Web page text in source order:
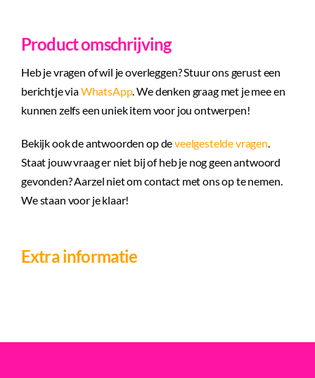
Product omschrijving
Heb je vragen of wil je overleggen? Stuur ons gerust een
berichtje viaWhatsApp. We denken graag met je mee en
kunnen zelfs een uniek item voor jou ontwerpen!
Bekijk ook de antwoorden op deveelgestelde vragen.
Staat jouw vraag er niet bij of heb je nog geen antwoord
gevonden? Aarzel niet om contact met ons op te nemen.
We staan voor je klaar!
Extra informatie